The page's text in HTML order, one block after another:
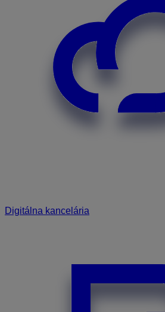
Digitálna kancelária